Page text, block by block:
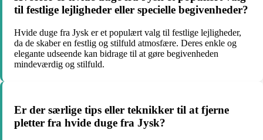
til festlige lejligheder eller specielle begivenheder?
Hvide duge fra Jysk er et populært valg til festlige lejligheder,
da de skaber en festlig og stilfuld atmosfære. Deres enkle og
elegante udseende kan bidrage til at gøre begivenheden
mindeværdig og stilfuld.
Er der særlige tips eller teknikker til at fjerne
pletter fra hvide duge fra Jysk?